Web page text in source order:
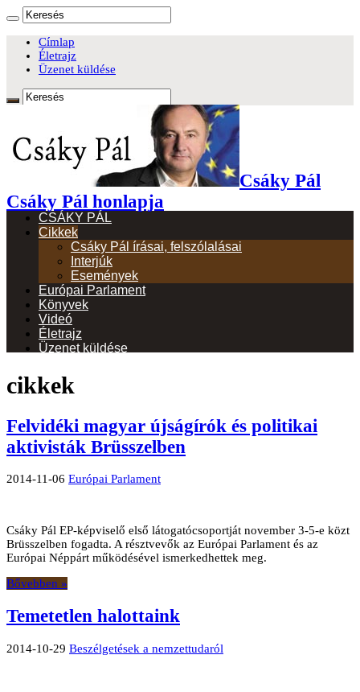
Címlap
Életrajz
Üzenet küldése
Csáky Pál
Csáky Pál honlapja
CSÁKY PÁL
Cikkek
Csáky Pál írásai, felszólalásai
Interjúk
Események
Európai Parlament
Könyvek
Videó
Életrajz
Üzenet küldése
cikkek
Felvidéki magyar újságírók és politikai
aktivisták Brüsszelben
2014-11-06 Európai Parlament
Csáky Pál EP-képviselő első látogatócsoportját november 3-5-e közt
Brüsszelben fogadta. A résztvevők az Európai Parlament és az
Európai Néppárt működésével ismerkedhettek meg.
Bővebben »
Temetetlen halottaink
2014-10-29 Beszélgetések a nemzettudaról